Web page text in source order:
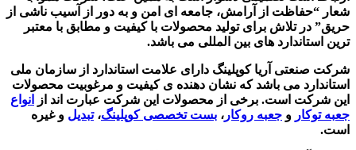
شعار “حفاظت از آرامش، جامعه ای امن و به دور از آسیب ناشی از
حریق” در تلاش برای تولید محصولات با کیفیت و مطابق با معتبر
ترین استاندارد های بین المللی می باشد.
شرکت صنعتی آریا کوپلینگ دارای علامت استاندارد از سازمان ملی
استاندارد می باشد که نشان دهنده ی کیفیت و مرغوبیت محصولات
این شرکت است. برخی از محصولات این شرکت عبارت اند از
انواع
جعبه توکار و جعبه روکار ، بست تخصصی کوپلینگ،تبدیل و غیره
است.